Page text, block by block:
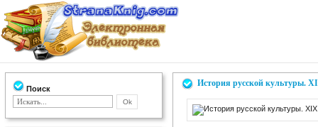
Поиск
История русской культуры.